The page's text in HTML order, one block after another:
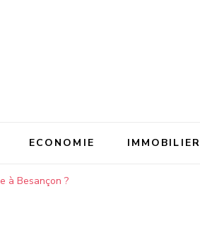
ECONOMIE IMMOBILIER
à Besançon ?